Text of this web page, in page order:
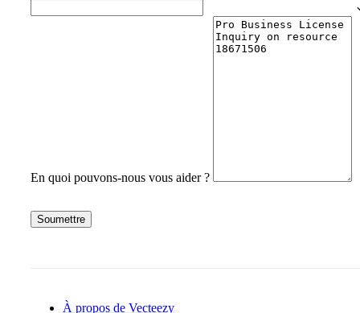
En quoi pouvons-nous vous aider ?
Soumettre
À propos de Vecteezy